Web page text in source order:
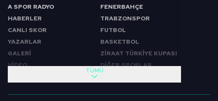
A SPOR RADYO
HABERLER
CANLI SKOR
YAZARLAR
GALERİ
VİDEO
FENERBAHÇE
TRABZONSPOR
FUTBOL
BASKETBOL
ZİRAAT TÜRKİYE KUPASI
DİĞER SPORLAR
TÜMÜ